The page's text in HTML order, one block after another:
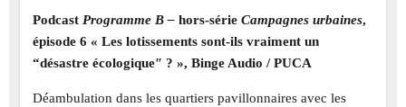
Podcast Programme B – hors-sérieCampagnes urbaines,
épisode 6 « Les lotissements sont-ils vraiment un
“désastre écologique″ ? », Binge Audio / PUCA
Déambulation dans les quartiers pavillonnaires avec les